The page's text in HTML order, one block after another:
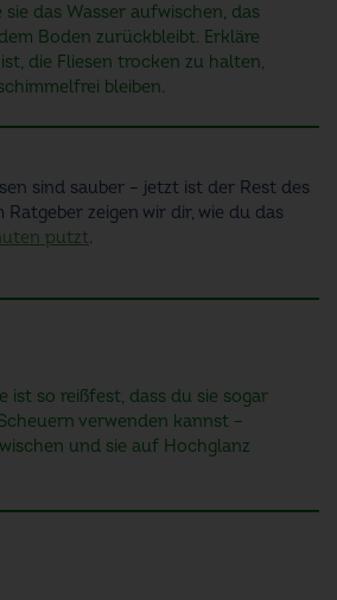
ist so reißfest, dass du sie sogar
verwenden kannst –
und sie auf Hochglanz
das Wasser aufwischen, das
Boden zurückbleibt. Erkläre
die Fliesen trocken zu halten,
bleiben.
sind sauber – jetzt ist der Rest des
Ratgeber zeigen wir dir, wie du das
putzt.